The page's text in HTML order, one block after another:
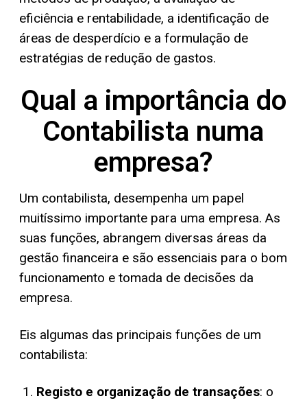
eficiência e rentabilidade, a identificação de
áreas de desperdício e a formulação de
estratégias de redução de gastos.
Qual a importância do
Contabilista numa
empresa?
Um contabilista, desempenha um papel
muitíssimo importante para uma empresa. As
suas funções, abrangem diversas áreas da
gestão financeira e são essenciais para o bom
funcionamento e tomada de decisões da
empresa.
Eis algumas das principais funções de um
contabilista:
Registo e organização de transações: o